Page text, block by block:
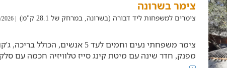
צימר בשרונה
צימרים למשפחות ליד דבורה (בשרונה, במרחק של 28.1 ק"מ) | 05/08/2026
צימר משפחתי נעים וחמים לעד 5 אנשים, הכולל
מפנק, חדר שינה עם מיטת קינג סייז טלוויזיה חכמה עם